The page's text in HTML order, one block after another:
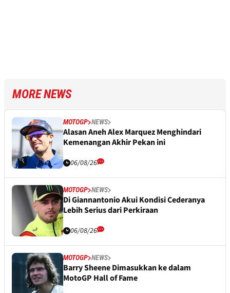
MORE NEWS
MOTOGP NEWS
Alasan Aneh Alex Marquez Menghindari
Kemenangan Akhir Pekan ini
06/08/26
MOTOGP NEWS
Di Giannantonio Akui Kondisi Cederanya
Lebih Serius dari Perkiraan
06/08/26
MOTOGP NEWS
Barry Sheene Dimasukkan ke dalam
MotoGP Hall of Fame